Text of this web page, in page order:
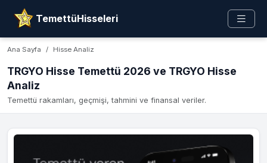
TemettüHisseleri
Ana Sayfa Hisse Analiz
TRGYO Hisse Temettü 2026 ve TRGYO Hisse
Analiz
Temettü rakamları, geçmişi, tahmini ve finansal veriler.